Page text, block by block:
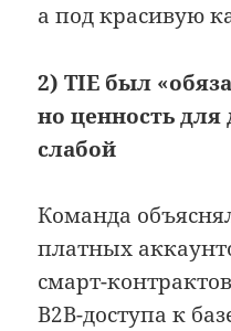
а под красивую
2) TIE был
но ценность
слабой
Команда
платных
смарт-
B2B-доступа к